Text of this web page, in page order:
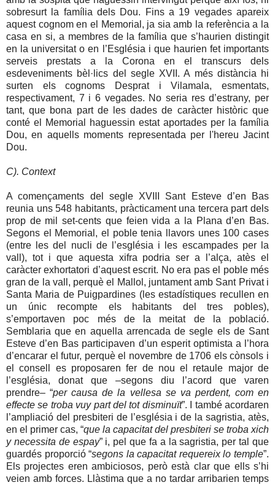
sobresurt la família dels Dou. Fins a 19 vegades apareix
aquest cognom en el Memorial, ja sia amb la referència a la
casa en si, a membres de la família que s’haurien distingit
en la universitat o en l’Església i que haurien fet importants
serveis prestats a la Corona en el transcurs dels
esdeveniments bèl·lics del segle XVII. A més distància hi
surten els cognoms Desprat i Vilamala, esmentats,
respectivament, 7 i 6 vegades. No seria res d’estrany, per
tant, que bona part de les dades de caràcter històric que
conté el Memorial haguessin estat aportades per la família
Dou, en aquells moments representada per l'hereu Jacint
Dou.
C). Context
A començaments del segle XVIII Sant Esteve d’en Bas
reunia uns 548 habitants, pràcticament una tercera part dels
prop de mil set-cents que feien vida a la Plana d’en Bas.
Segons el Memorial, el poble tenia llavors unes 100 cases
(entre les del nucli de l’església i les escampades per la
vall), tot i que aquesta xifra podria ser a l’alça, atès el
caràcter exhortatori d’aquest escrit. No era pas el poble més
gran de la vall, perquè el Mallol, juntament amb Sant Privat i
Santa Maria de Puigpardines (les estadístiques recullen en
un únic recompte els habitants del tres pobles),
s’emportaven poc més de la meitat de la població.
Semblaria que en aquella arrencada de segle els de Sant
Esteve d’en Bas participaven d’un esperit optimista a l’hora
d’encarar el futur, perquè el novembre de 1706 els cònsols i
el consell es proposaren fer de nou el retaule major de
l’església, donat que –segons diu l’acord que varen
prendre– “per causa de la vellesa se va perdent, com en
effecte se troba vuy part del tot disminuït”. I també acordaren
l’ampliació del presbiteri de l’església i de la sagristia, atès,
en el primer cas, “que la capacitat del presbiteri se troba xich
y necessita de espay” i, pel que fa a la sagristia, per tal que
guardés proporció “segons la capacitat requereix lo temple”.
Els projectes eren ambiciosos, però està clar que ells s’hi
veien amb forces. Llàstima que a no tardar arribarien temps